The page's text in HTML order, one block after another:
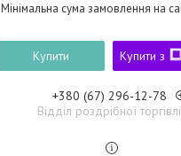
Мінімальна сума замовлення на
Купити Купити з
+380 (67) 296-12-78
Відділ роздрібної торгівлі